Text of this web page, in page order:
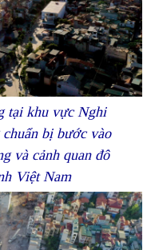
tại khu vực Nghi
bị bước vào
và cảnh quan đô
Việt Nam